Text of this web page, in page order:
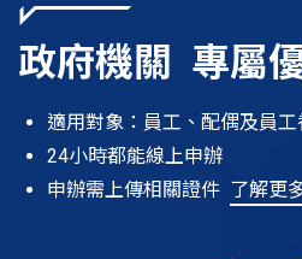
政府機關 專屬
適用對象：員工、配偶及員工
24小時都能線上申辦
申辦需上傳相關證件 了解更